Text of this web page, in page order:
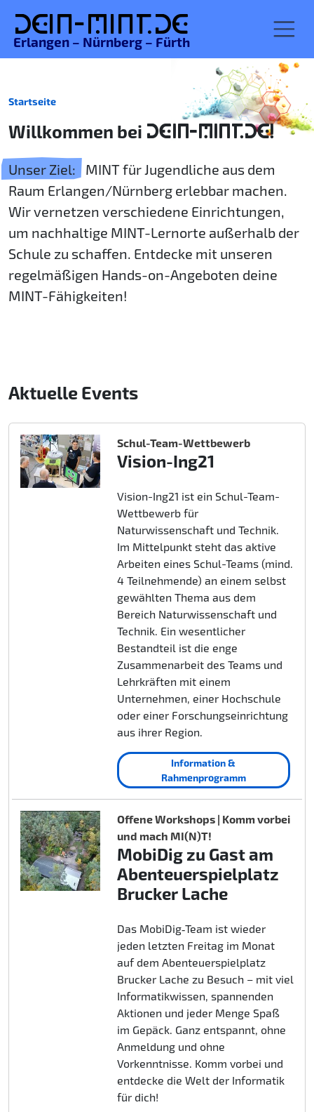
Dein-MINT.de
Erlangen – Nürnberg – Fürth
Startseite
Willkommen bei DEIN-MINT.DE!
Unser Ziel:
MINT für Jugendliche aus dem
Raum Erlangen/Nürnberg erlebbar machen.
Wir vernetzen verschiedene Einrichtungen,
um nachhaltige MINT-Lernorte außerhalb der
Schule zu schaffen. Entdecke mit unseren
regelmäßigen Hands-on-Angeboten deine
MINT-Fähigkeiten!
Aktuelle Events
Schul-Team-Wettbewerb
Vision-Ing21
Vision-Ing21 ist ein Schul-Team-
Wettbewerb für
Naturwissenschaft und Technik.
Im Mittelpunkt steht das aktive
Arbeiten eines Schul-Teams (mind.
4 Teilnehmende) an einem selbst
gewählten Thema aus dem
Bereich Naturwissenschaft und
Technik. Ein wesentlicher
Bestandteil ist die enge
Zusammenarbeit des Teams und
Lehrkräften mit einem
Unternehmen, einer Hochschule
oder einer Forschungseinrichtung
aus ihrer Region.
Information &
Rahmenprogramm
Offene Workshops | Komm vorbei
und mach MI(N)T!
MobiDig zu Gast am
Abenteuerspielplatz
Brucker Lache
Das MobiDig‑Team ist wieder
jeden letzten Freitag im Monat
auf dem Abenteuerspielplatz
Brucker Lache zu Besuch – mit viel
Informatikwissen, spannenden
Aktionen und jeder Menge Spaß
im Gepäck. Ganz entspannt, ohne
Anmeldung und ohne
Vorkenntnisse. Komm vorbei und
entdecke die Welt der Informatik
für dich!